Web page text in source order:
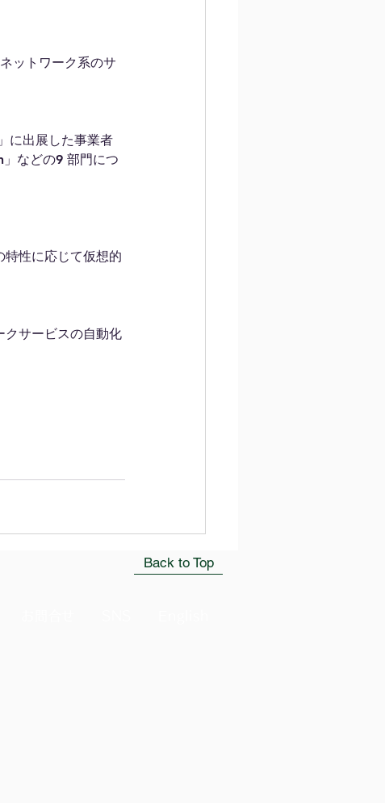
ットワーク系のサ
に出展した事業者
などの9 部門につ
特性に応じて仮想的
クサービスの自動化
Back to Top